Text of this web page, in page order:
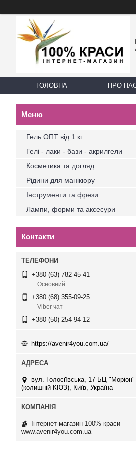
ГОЛОВНА ПРО
Гель ОПТ від 1 кг
Гелі - лаки - бази - акрилгели
Косметика та догляд
Рідини для манікюру
Інструменти та фрези
Лампи, форми та аксесури
Контакти
+380 (63) 782-45-41
Основний
+380 (68) 355-09-25
Viber чат
+380 (50) 254-94-12
https://avenir4you.com.ua/
вул. Голосіївська, 17 БЦ "Моріон"
(колишній КЮЗ), Київ, Україна
Інтернет-магазин 100% краси
www.avenir4you.com.ua